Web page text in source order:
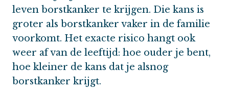
leven borstkanker te krijgen. Die kans is
groter als borstkanker vaker in de familie
voorkomt. Het exacte risico hangt ook
weer af van de leeftijd: hoe ouder je bent,
hoe kleiner de kans dat je alsnog
borstkanker krijgt.